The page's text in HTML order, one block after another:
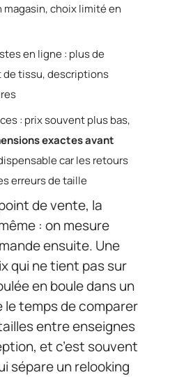
choix limité en
en ligne : plus de
tissu, descriptions
: prix souvent plus bas,
exactes avant
car les retours
erreurs de taille
de vente, la
: on mesure
ensuite. Une
qui ne tient pas sur
en boule dans un
le temps de comparer
entre enseignes
et c’est souvent
sépare un relooking